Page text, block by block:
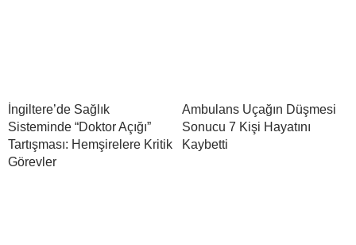
İngiltere’de Sağlık
Sisteminde “Doktor Açığı”
Tartışması: Hemşirelere Kritik
Görevler
Ambulans Uçağın Düşmesi
Sonucu 7 Kişi Hayatını
Kaybetti